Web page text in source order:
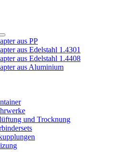
aus PP
aus Edelstahl 1.4301
aus Edelstahl 1.4408
aus Aluminium
und Trocknung